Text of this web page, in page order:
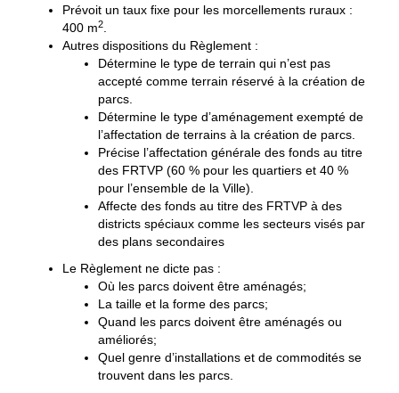
Prévoit un taux fixe pour les morcellements ruraux :
400 m2
Autres dispositions du Règlement :
Détermine le type de terrain qui n’est pas
accepté comme terrain réservé à la création de
parcs.
Détermine le type d’aménagement exempté de
l’affectation de terrains à la création de parcs.
Précise l’affectation générale des fonds au titre
des FRTVP (60 % pour les quartiers et 40 %
pour l’ensemble de la Ville).
Affecte des fonds au titre des FRTVP à des
districts spéciaux comme les secteurs visés par
des plans secondaires
Le Règlement ne dicte pas :
Où les parcs doivent être aménagés;
La taille et la forme des parcs;
Quand les parcs doivent être aménagés ou
améliorés;
Quel genre d’installations et de commodités se
trouvent dans les parcs.